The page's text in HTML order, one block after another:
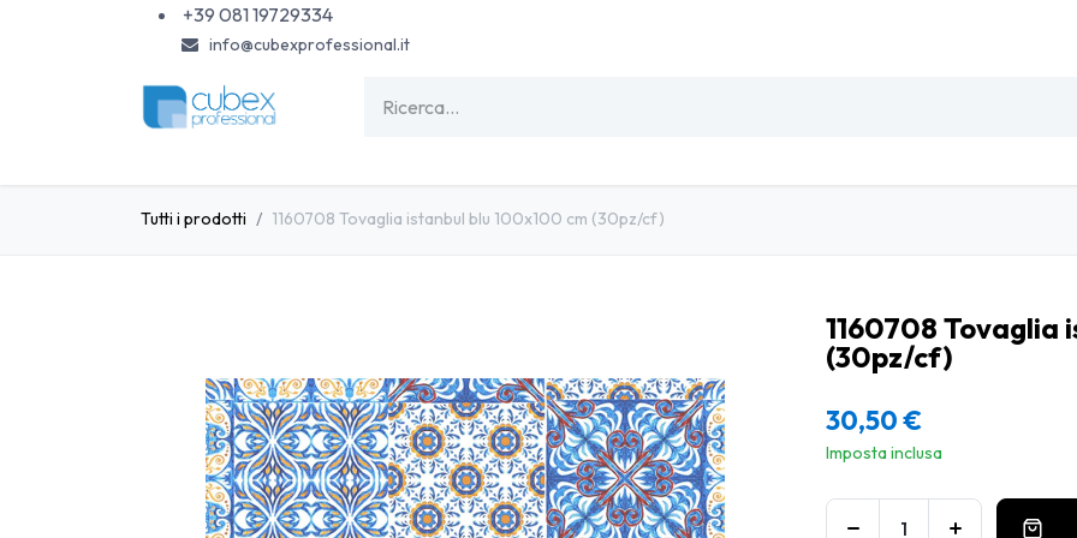
+39 081 19729334
info@cubexprofessional.it
Tutti i prodotti 1160708 Tovaglia istanbul blu 100x100 cm (30pz/cf)
1160708 Tovaglia
(30pz/cf)
30,50€
Imposta inclusa